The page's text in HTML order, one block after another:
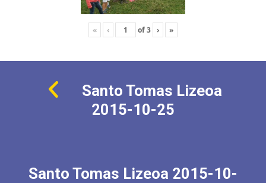
« ‹ of3 › »
Santo Tomas Lizeoa
2015-10-25
Santo Tomas Lizeoa 2015-10-